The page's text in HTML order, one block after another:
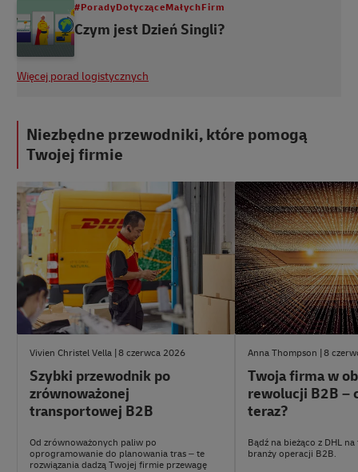
#PoradyDotycząceMałychFirm
Czym jest Dzień Singli?
Więcej porad logistycznych
Niezbędne przewodniki, które pomogą
Twojej firmie
#EksperckiePoradyb2b
Vivien Christel Vella 8 czerwca 2026
Szybki przewodnik po
zrównoważonej
transportowej B2B
Od zrównoważonych paliw po
oprogramowanie do planowania tras – te
rozwiązania dadzą Twojej firmie przewagę
Anna Thompson 8
Twoja firma w
rewolucji B2B –
teraz?
Bądź na bieżąco z DHL
branży operacji B2B.